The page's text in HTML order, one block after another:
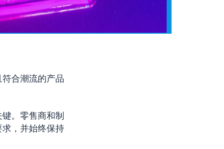
合潮流的产品
。零售商和制
，并始终保持